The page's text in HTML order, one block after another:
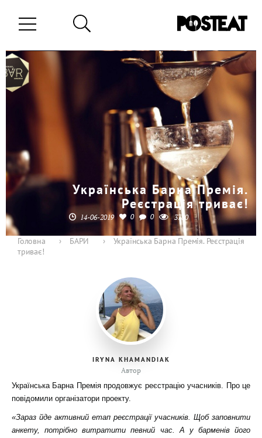
Українська Барна Премія.
Реєстрація триває!
14-06-2019 0 0 3780
Головна › БАРИ ›
Українська Барна Премія. Реєстрація
триває!
IRYNA KHAMANDIAK
Автор
Українська Барна Премія продовжує реєстрацію учасників. Про це
повідомили організатори проекту.
«Зараз йде активний етап реєстрації учасників. Щоб заповнити
анкету, потрібно витратити певний час. А у барменів його